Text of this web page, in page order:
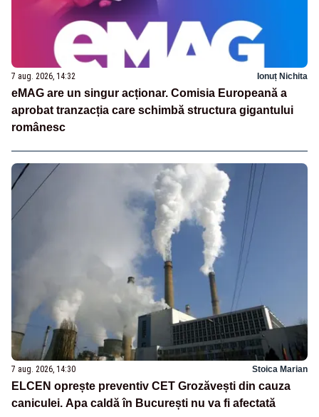
7 aug. 2026, 14:32 Ionuț Nichita
eMAG are un singur acționar. Comisia Europeană a
aprobat tranzacția care schimbă structura gigantului
românesc
7 aug. 2026, 14:30 Stoica Marian
ELCEN oprește preventiv CET Grozăvești din cauza
caniculei. Apa caldă în București nu va fi afectată